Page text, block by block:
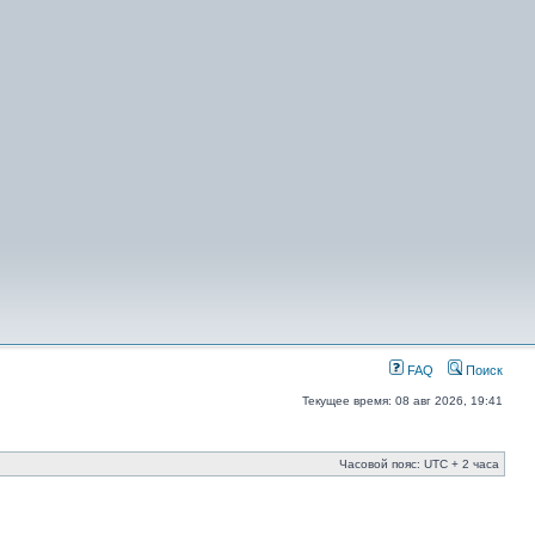
FAQ Поиск
Текущее время: 08 авг 2026, 19:41
Часовой пояс: UTC + 2 часа